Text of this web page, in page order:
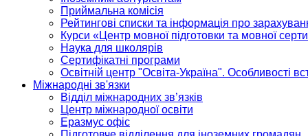
Приймальна комісія
Рейтингові списки та інформація про
Курси «Центр мовної підготовки та мовної
Наука для школярів
Сертифікатні програми
Освітній центр "Освіта-Україна". Особливості
Міжнародні зв'язки
Відділ міжнародних зв’язків
Центр міжнародної освіти
Еразмус офіс